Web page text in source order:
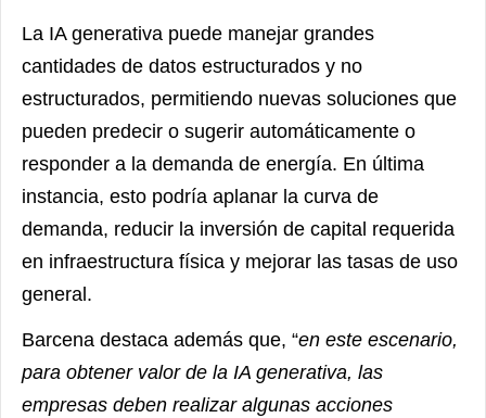
La IA generativa puede manejar grandes
cantidades de datos estructurados y no
estructurados, permitiendo nuevas soluciones que
pueden predecir o sugerir automáticamente o
responder a la demanda de energía. En última
instancia, esto podría aplanar la curva de
demanda, reducir la inversión de capital requerida
en infraestructura física y mejorar las tasas de uso
general.
Barcena destaca además que, “en este escenario,
para obtener valor de la IA generativa, las
empresas deben realizar algunas acciones